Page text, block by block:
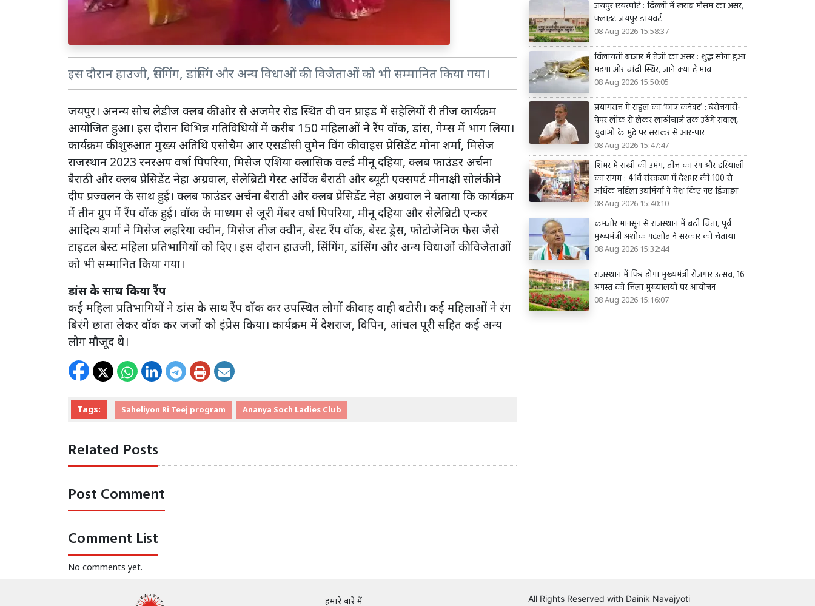
इस दौरान हाउजी, सिंगिंग, डांसिंग और अन्य विधाओं की विजेताओं को भी सम्मानित किया गया।
जयपुर। अनन्य सोच लेडीज क्लब की ओर से अजमेर रोड स्थित वी वन प्राइड में सहेलियों री तीज कार्यक्रम
आयोजित हुआ। इस दौरान विभिन्न गतिविधियों में करीब 150 महिलाओं ने रैंप वॉक, डांस, गेम्स में भाग लिया।
कार्यक्रम की शुरुआत मुख्य अतिथि एसोचैम आर एसडीसी वुमेन विंग की वाइस प्रेसिडेंट मोना शर्मा, मिसेज
राजस्थान 2023 रनरअप वर्षा पिपरिया, मिसेज एशिया क्लासिक वर्ल्ड मीनू दहिया, क्लब फाउंडर अर्चना
बैराठी और क्लब प्रेसिडेंट नेहा अग्रवाल, सेलेब्रिटी गेस्ट अर्विक बैराठी और ब्यूटी एक्सपर्ट मीनाक्षी सोलंकी ने
दीप प्रज्वलन के साथ हुई। क्लब फाउंडर अर्चना बैराठी और क्लब प्रेसिडेंट नेहा अग्रवाल ने बताया कि कार्यक्रम
में तीन ग्रुप में रैंप वॉक हुई। वॉक के माध्यम से जूरी मेंबर वर्षा पिपरिया, मीनू दहिया और सेलेब्रिटी एन्कर
आदित्य शर्मा ने मिसेज लहरिया क्वीन, मिसेज तीज क्वीन, बेस्ट रैंप वॉक, बेस्ट ड्रेस, फोटोजेनिक फेस जैसे
टाइटल बेस्ट महिला प्रतिभागियों को दिए। इस दौरान हाउजी, सिंगिंग, डांसिंग और अन्य विधाओं की विजेताओं
को भी सम्मानित किया गया।
डांस के साथ किया रैंप
कई महिला प्रतिभागियों ने डांस के साथ रैंप वॉक कर उपस्थित लोगों की वाह वाही बटोरी। कई महिलाओं ने रंग
बिरंगे छाता लेकर वॉक कर जजों को इंप्रेस किया। कार्यक्रम में देशराज, विपिन, आंचल पूरी सहित कई अन्य
लोग मौजूद थे।
Tags: Saheliyon Ri Teej program Ananya Soch Ladies Club
Related Posts
Post Comment
Comment List
No comments yet.
जयपुर एयरपोर्ट : दिल्ली में खराब मौसम का असर,
फ्लाइट जयपुर डायवर्ट
08 Aug 2026 15:58:37
विलायती बाजार में तेजी का असर : शुद्ध सोना हुआ
महंगा और चांदी स्थिर, जानें क्या है भाव
08 Aug 2026 15:50:05
प्रयागराज में राहुल का ‘छात्र कनेक्ट’ : बेरोजगारी-
पेपर लीक से लेकर लाठीचार्ज तक उठेंगे सवाल,
युवाओं के मुद्दे पर सराकर से आर-पार
08 Aug 2026 15:47:47
शिमर में राखी की उमंग, तीज का रंग और हरियाली
का संगम : 41वें संस्करण में देशभर की 100 से
अधिक महिला उद्यमियों ने पेश किए नए डिजाइन
08 Aug 2026 15:40:10
कमजोर मानसून से राजस्थान में बढ़ी चिंता, पूर्व
मुख्यमंत्री अशोक गहलोत ने सरकार को चेताया
08 Aug 2026 15:32:44
राजस्थान में फिर होगा मुख्यमंत्री रोजगार उत्सव, 16
अगस्त को जिला मुख्यालयों पर आयोजन
08 Aug 2026 15:16:07
हमारे बारे में All Rights Reserved with Dainik Navajyoti